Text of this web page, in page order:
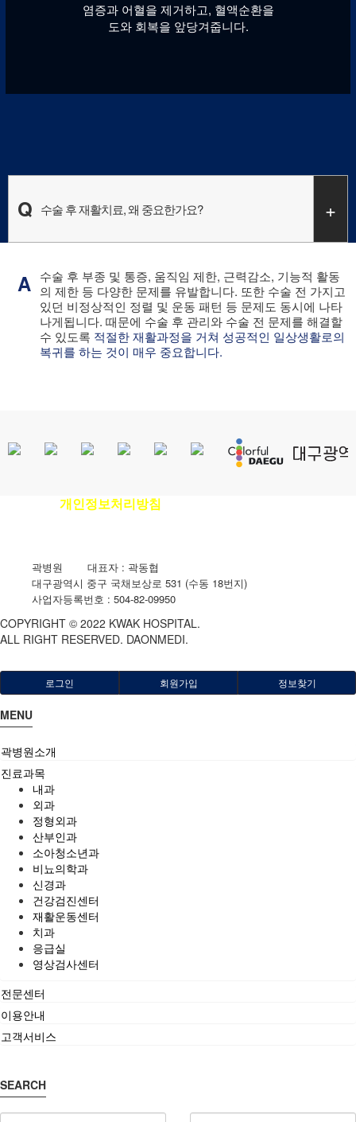
염증과 어혈을 제거하고, 혈액순환을
도와 회복을 앞당겨줍니다.
Q 수술 후 재활치료, 왜 중요한가요? +
A 수술 후 부종 및 통증, 움직임 제한, 근력감소, 기능적 활동
의 제한 등 다양한 문제를 유발합니다. 또한 수술 전 가지고
있던 비정상적인 정렬 및 운동 패턴 등 문제도 동시에 나타
나게됩니다. 때문에 수술 후 관리와 수술 전 문제를 해결할
수 있도록 적절한 재활과정을 거쳐 성공적인 일상생활로의
복귀를 하는 것이 매우 중요합니다.
개인정보처리방침
곽병원 대표자 : 곽동협
대구광역시 중구 국채보상로 531 (수동 18번지)
사업자등록번호 : 504-82-09950
COPYRIGHT © 2022 KWAK HOSPITAL.
ALL RIGHT RESERVED. DAONMEDI.
로그인 회원가입 정보찾기
MENU
곽병원소개
진료과목
내과
외과
정형외과
산부인과
소아청소년과
비뇨의학과
신경과
건강검진센터
재활운동센터
치과
응급실
영상검사센터
전문센터
이용안내
고객서비스
SEARCH